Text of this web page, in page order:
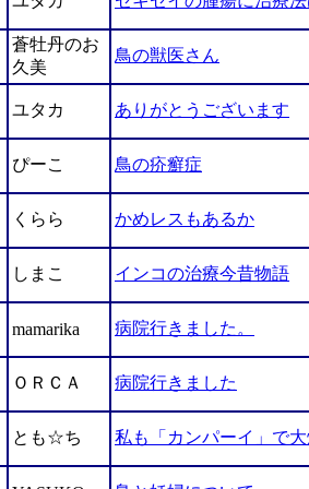
蒼牡丹のお
久美
鳥の獣医さん
ユタカ ありがとうございます
ぴーこ 鳥の疥癬症
くらら かめレスもあるか
しまこ インコの治療今昔物語
mamarika 病院行きました。
ＯＲＣＡ 病院行きました
とも☆ち 私も「カンパーイ」で